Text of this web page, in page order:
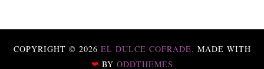
COPYRIGHT © 2026 EL DULCE COFRADE. MADE WITH
❤ BY ODDTHEMES